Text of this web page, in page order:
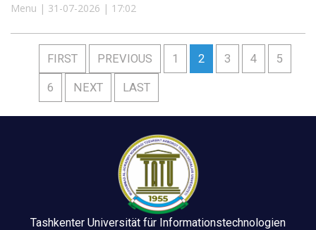
Menu | 31-07-2026 | 17:02
FIRST PREVIOUS 1 2 3 4 5
6 NEXT LAST
Tashkenter Universität für Informationstechnologien